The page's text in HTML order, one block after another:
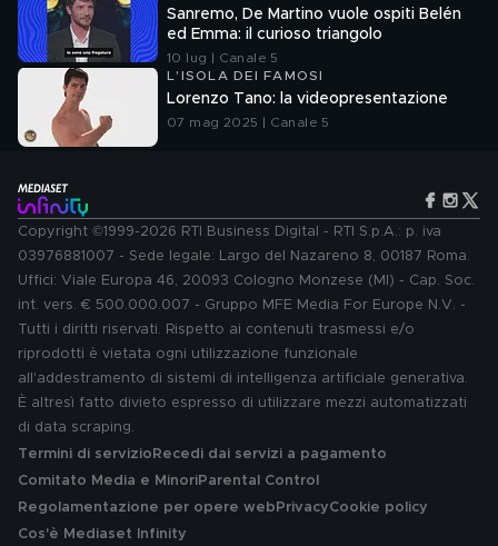
Sanremo, De Martino vuole ospiti Belén
ed Emma: il curioso triangolo
10 lug | Canale 5
L'ISOLA DEI FAMOSI
Lorenzo Tano: la videopresentazione
07 mag 2025 | Canale 5
Copyright ©1999-2026 RTI Business Digital - RTI S.p.A.: p. iva
03976881007 - Sede legale: Largo del Nazareno 8, 00187 Roma.
Uffici: Viale Europa 46, 20093 Cologno Monzese (MI) - Cap. Soc.
int. vers. € 500.000.007 - Gruppo MFE Media For Europe N.V. -
Tutti i diritti riservati. Rispetto ai contenuti trasmessi e/o
riprodotti è vietata ogni utilizzazione funzionale
all'addestramento di sistemi di intelligenza artificiale generativa.
È altresì fatto divieto espresso di utilizzare mezzi automatizzati
di data scraping.
Termini di servizio Recedi dai servizi a pagamento
Comitato Media e MinoriParental Control
Regolamentazione per opere web PrivacyCookie policy
Cos'è Mediaset Infinity